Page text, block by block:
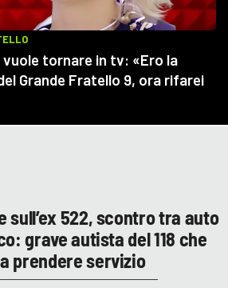
sull’ex 522, scontro tra auto
grave autista del 118 che
prendere servizio